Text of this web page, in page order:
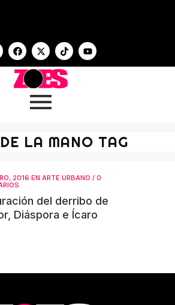
LA MANO TAG
2016 EN ARTE URBANO / 0
del derribo de
Diáspora e Ícaro